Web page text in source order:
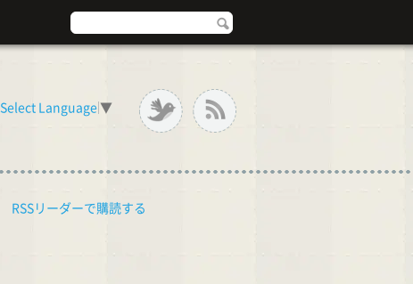
Select Language ▼
RSSリーダーで購読する